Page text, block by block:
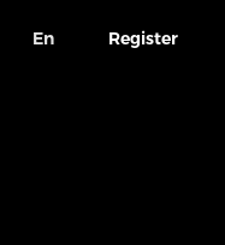
En Register